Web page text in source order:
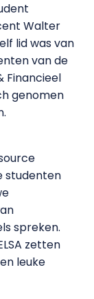
Walter
lid was van
van de
Financieel
genomen
studenten
spreken.
zetten
leuke